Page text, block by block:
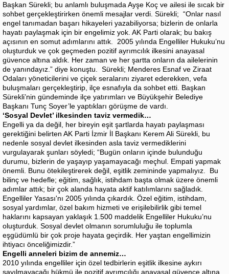
Başkan Sürekli; bu anlamlı buluşmada Ayşe Koç ve ailesi ile sıcak bir
sohbet gerçekleştirirken önemli mesajlar verdi. Sürekli; “Onlar nasıl
engel tanımadan başarı hikayeleri yazabiliyorsa; bizlerin de onlarla
hayatı paylaşmak için bir engelimiz yok. AK Parti olarak; bu bakış
açısının en somut adımlarını attık. 2005 yılında Engelliler Hukuku’nu
oluşturduk ve çok geçmeden pozitif ayrımcılık ilkesini anayasal
güvence altına aldık. Her zaman ve her şartta onların da ailelerinin
de yanındayız.” diye konuştu. Sürekli; Menderes Esnaf ve Ziraat
Odaları yöneticilerini ve çiçek seralarını ziyaret ederekken, vefa
buluşmaları gerçekleştirip, ilçe esnafıyla da sohbet etti. Başkan
Sürekli’nin gündeminde ilçe yatırımları ve Büyükşehir Belediye
Başkanı Tunç Soyer’le yaptıkları görüşme de vardı.
‘Sosyal Devlet’ ilkesinden taviz vermedik…
Engelli ya da değil, her bireyin eşit şartlarda hayatı paylaşması
gerektiğini belirten AK Parti İzmir İl Başkanı Kerem Ali Sürekli, bu
nedenle sosyal devlet ilkesinden asla taviz vermediklerini
vurgulayarak şunları söyledi; “Bugün onların içinde bulunduğu
durumu, bizlerin de yaşayıp yaşamayacağı meçhul. Empati yapmak
önemli. Bunu ötekileştirerek değil, eşitlik zemininde yapmalıyız. Bu
bilinç ve hedefle; eğitim, sağlık, istihdam başta olmak üzere önemli
adımlar attık; bir çok alanda hayata aktif katılımlarını sağladık.
Engelliler Yasası'nı 2005 yılında çıkardık. Özel eğitim, istihdam,
sosyal yardımlar, özel bakım hizmeti ve erişilebilirlik gibi temel
haklarını kapsayan yaklaşık 1.500 maddelik Engelliler Hukuku’nu
oluşturduk. Sosyal devlet olmanın sorumluluğu ile toplumla
eşgüdümlü bir çok proje hayata geçirdik. Her yaştan engellimizin
ihtiyacı önceliğimizdir.”
Engelli anneleri bizim de annemiz…
2010 yılında engelliler için özel tedbirlerin eşitlik ilkesine aykırı
sayılmayacağı hükmü ile pozitif ayrımcılığı anayasal güvence altına